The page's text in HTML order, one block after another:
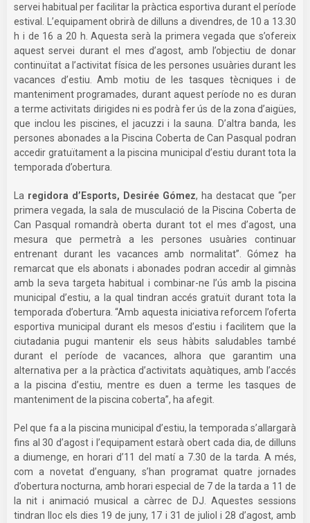
servei habitual per facilitar la pràctica esportiva durant el període
estival. L’equipament obrirà de dilluns a divendres, de 10 a 13.30
h i de 16 a 20 h. Aquesta serà la primera vegada que s’ofereix
aquest servei durant el mes d’agost, amb l’objectiu de donar
continuïtat a l’activitat física de les persones usuàries durant les
vacances d’estiu. Amb motiu de les tasques tècniques i de
manteniment programades, durant aquest període no es duran
a terme activitats dirigides ni es podrà fer ús de la zona d’aigües,
que inclou les piscines, el jacuzzi i la sauna. D’altra banda, les
persones abonades a la Piscina Coberta de Can Pasqual podran
accedir gratuïtament a la piscina municipal d’estiu durant tota la
temporada d’obertura.
La regidora d’Esports, Desirée Gómez, ha destacat que “per
primera vegada, la sala de musculació de la Piscina Coberta de
Can Pasqual romandrà oberta durant tot el mes d’agost, una
mesura que permetrà a les persones usuàries continuar
entrenant durant les vacances amb normalitat”. Gómez ha
remarcat que els abonats i abonades podran accedir al gimnàs
amb la seva targeta habitual i combinar-ne l’ús amb la piscina
municipal d’estiu, a la qual tindran accés gratuït durant tota la
temporada d’obertura. “Amb aquesta iniciativa reforcem l’oferta
esportiva municipal durant els mesos d’estiu i facilitem que la
ciutadania pugui mantenir els seus hàbits saludables també
durant el període de vacances, alhora que garantim una
alternativa per a la pràctica d’activitats aquàtiques, amb l’accés
a la piscina d’estiu, mentre es duen a terme les tasques de
manteniment de la piscina coberta”, ha afegit.
Pel que fa a la piscina municipal d’estiu, la temporada s’allargarà
fins al 30 d’agost i l’equipament estarà obert cada dia, de dilluns
a diumenge, en horari d’11 del matí a 7.30 de la tarda. A més,
com a novetat d’enguany, s’han programat quatre jornades
d’obertura nocturna, amb horari especial de 7 de la tarda a 11 de
la nit i animació musical a càrrec de DJ. Aquestes sessions
tindran lloc els dies 19 de juny, 17 i 31 de juliol i 28 d’agost, amb